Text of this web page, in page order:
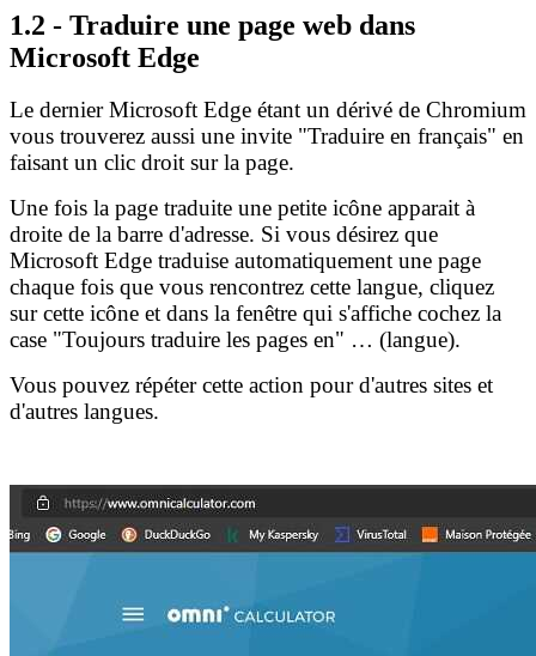
1.2 - Traduire une page web dans
Microsoft Edge
Le dernier Microsoft Edge étant un dérivé de Chromium
vous trouverez aussi une invite "Traduire en français" en
faisant un clic droit sur la page.
Une fois la page traduite une petite icône apparait à
droite de la barre d'adresse. Si vous désirez que
Microsoft Edge traduise automatiquement une page
chaque fois que vous rencontrez cette langue, cliquez
sur cette icône et dans la fenêtre qui s'affiche cochez la
case "Toujours traduire les pages en" … (langue).
Vous pouvez répéter cette action pour d'autres sites et
d'autres langues.